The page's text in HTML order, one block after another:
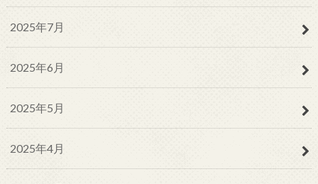
2025年7月
2025年6月
2025年5月
2025年4月